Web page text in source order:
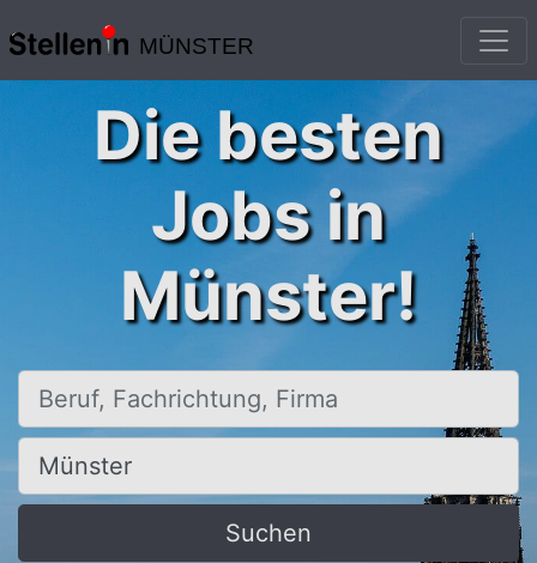
MÜNSTER
Die besten
Jobs in
Münster!
Beruf, Fachrichtung, Firma
Ort, Stadt
Suchen